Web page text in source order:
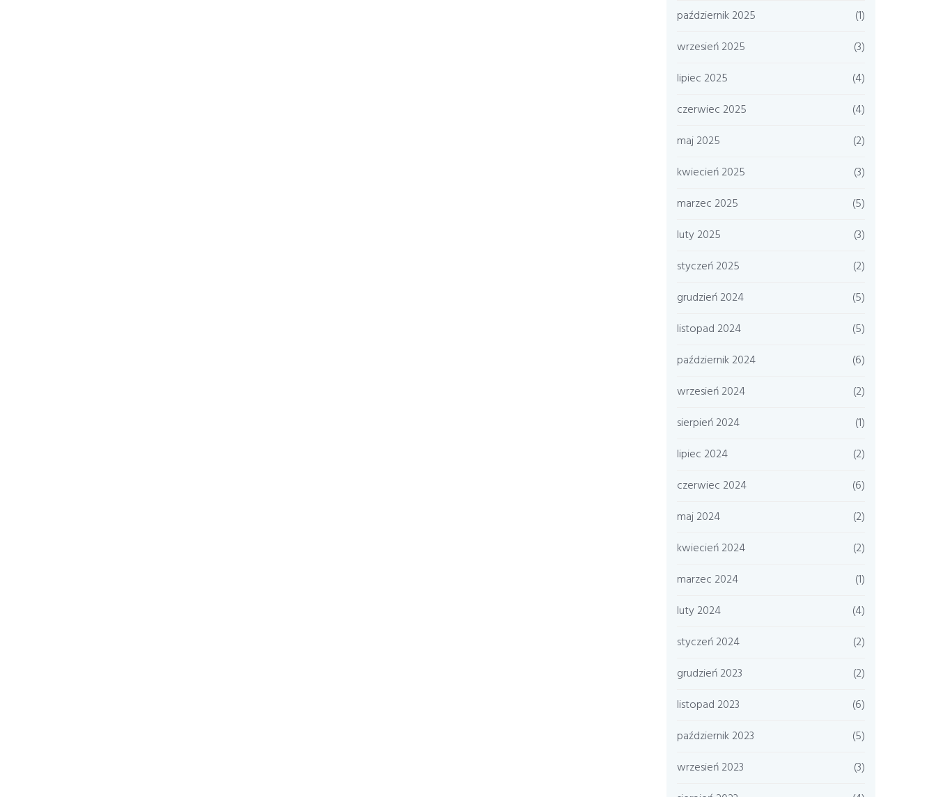
październik 2025
(1)
wrzesień 2025
(3)
lipiec 2025
(4)
czerwiec 2025
(4)
maj 2025
(2)
kwiecień 2025
(3)
marzec 2025
(5)
luty 2025
(3)
styczeń 2025
(2)
grudzień 2024
(5)
listopad 2024
(5)
październik 2024
(6)
wrzesień 2024
(2)
sierpień 2024
(1)
lipiec 2024
(2)
czerwiec 2024
(6)
maj 2024
(2)
kwiecień 2024
(2)
marzec 2024
(1)
luty 2024
(4)
styczeń 2024
(2)
grudzień 2023
(2)
listopad 2023
(6)
październik 2023
(5)
wrzesień 2023
(3)